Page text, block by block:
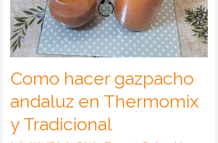
Como hacer gazpacho
andaluz en Thermomix
y Tradicional